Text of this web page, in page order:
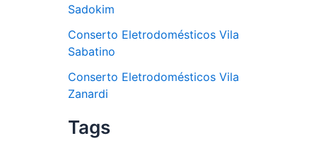
Sadokim
Conserto Eletrodomésticos Vila
Sabatino
Conserto Eletrodomésticos Vila
Zanardi
Tags